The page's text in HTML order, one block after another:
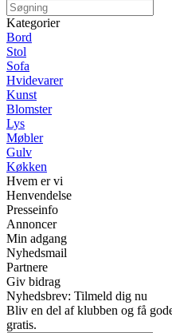
Kategorier
Bord
Stol
Sofa
Hvidevarer
Kunst
Blomster
Lys
Møbler
Gulv
Køkken
Hvem er vi
Henvendelse
Presseinfo
Annoncer
Min adgang
Nyhedsmail
Partnere
Giv bidrag
Nyhedsbrev: Tilmeld dig nu
Bliv en del af klubben og få
gratis.